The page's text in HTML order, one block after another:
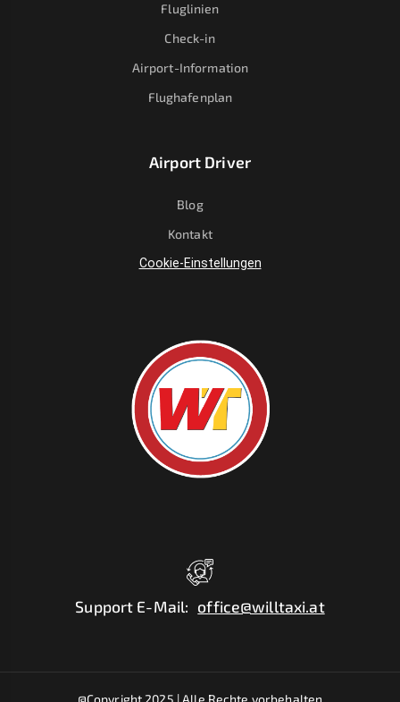
Fluglinien
Check-in
Airport-Information
Flughafenplan
Airport Driver
Blog
Kontakt
Cookie-Einstellungen
Support E-Mail: office@willtaxi.at